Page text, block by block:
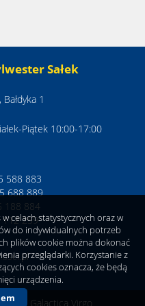
Sałek
1
Piątek 10:00-17:00
588 883
688 889
188 884
112 259
Galactica Virgo
celach statystycznych oraz w
do indywidualnych potrzeb
plików cookie można dokonać
przeglądarki. Korzystanie z
cookies oznacza, że będą
urządzenia.